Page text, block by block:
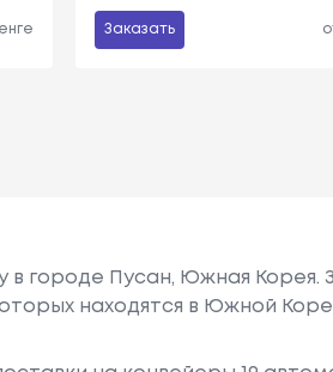
Заказать
в городе Пусан, Южная
находятся в Южной